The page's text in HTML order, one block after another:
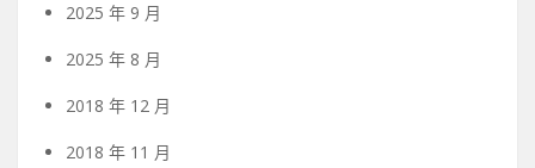
2025 年 9 月
2025 年 8 月
2018 年 12 月
2018 年 11 月